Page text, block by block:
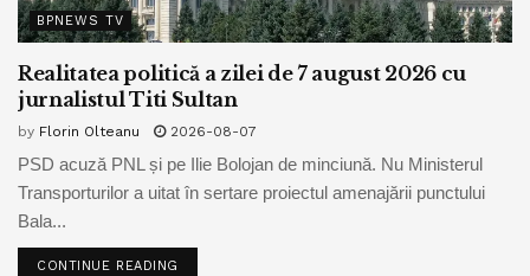
BPNEWS TV
Realitatea politică a zilei de 7 august 2026 cu
jurnalistul Titi Sultan
by Florin Olteanu 2026-08-07
PSD acuză PNL și pe Ilie Bolojan de minciună. Nu Ministerul
Transporturilor a uitat în sertare proiectul amenajării punctului
Bala...
CONTINUE READING